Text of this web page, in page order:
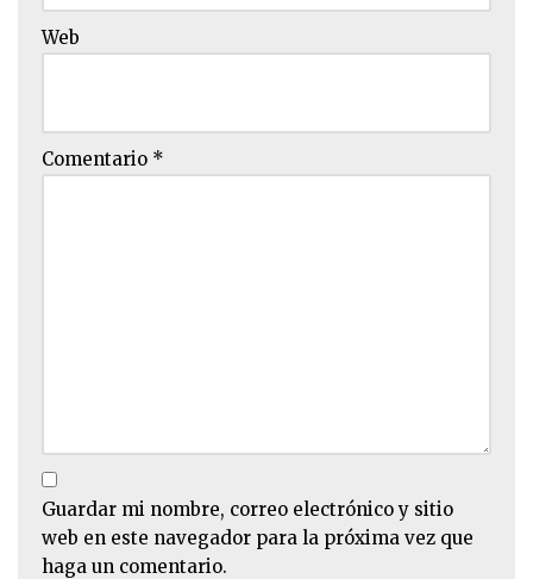
Web
Comentario *
Guardar mi nombre, correo electrónico y sitio
web en este navegador para la próxima vez que
haga un comentario.